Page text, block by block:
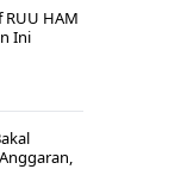
RUU HAM
Ini